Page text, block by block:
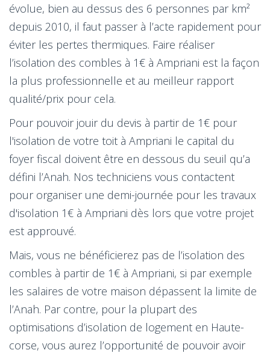
évolue, bien au dessus des 6 personnes par km²
depuis 2010, il faut passer à l’acte rapidement pour
éviter les pertes thermiques. Faire réaliser
l’isolation des combles à 1€ à Ampriani est la façon
la plus professionnelle et au meilleur rapport
qualité/prix pour cela.
Pour pouvoir jouir du devis à partir de 1€ pour
l'isolation de votre toit à Ampriani le capital du
foyer fiscal doivent être en dessous du seuil qu’a
défini l’Anah. Nos techniciens vous contactent
pour organiser une demi-journée pour les travaux
d'isolation 1€ à Ampriani dès lors que votre projet
est approuvé.
Mais, vous ne bénéficierez pas de l’isolation des
combles à partir de 1€ à Ampriani, si par exemple
les salaires de votre maison dépassent la limite de
l’Anah. Par contre, pour la plupart des
optimisations d’isolation de logement en Haute-
corse, vous aurez l’opportunité de pouvoir avoir